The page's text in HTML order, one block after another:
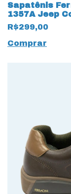
Sapatênis
1357A Jeep
Natural com
elásticos
R$299,00
Comprar